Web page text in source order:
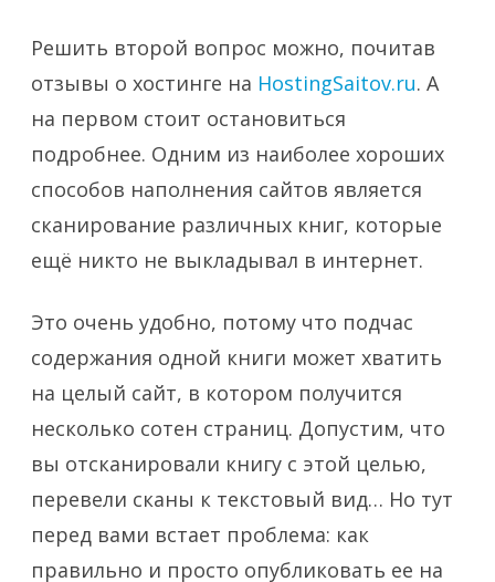
Решить второй вопрос можно, почитав
отзывы о хостинге на HostingSaitov.ru. А
на первом стоит остановиться
подробнее. Одним из наиболее хороших
способов наполнения сайтов является
сканирование различных книг, которые
ещё никто не выкладывал в интернет.
Это очень удобно, потому что подчас
содержания одной книги может хватить
на целый сайт, в котором получится
несколько сотен страниц. Допустим, что
вы отсканировали книгу с этой целью,
перевели сканы к текстовый вид… Но тут
перед вами встает проблема: как
правильно и просто опубликовать ее на